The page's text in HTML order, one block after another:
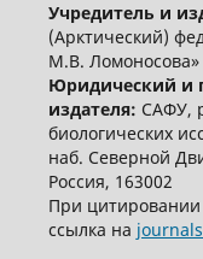
Учредитель и
(Арктический)
М.В. Ломоносова»
Юридический и
издателя: САФУ,
биологических
наб. Северной
Россия, 163002
При цитировании
ссылка на